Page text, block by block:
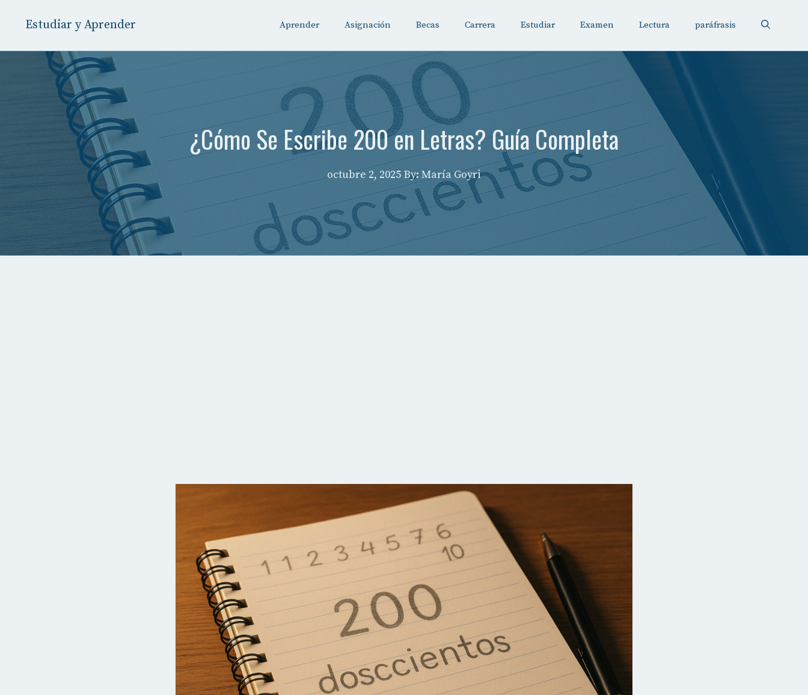
Estudiar y Aprender Aprender Asignación Becas Carrera Estudiar Examen Lectura paráfrasis
¿Cómo Se Escribe 200 en Letras? Guía Completa
octubre 2, 2025 By: María Goyri